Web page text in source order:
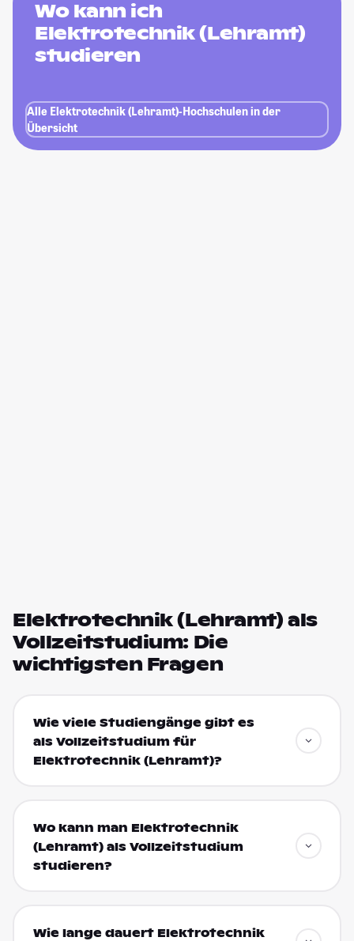
Wo kann ich
Elektrotechnik (Lehramt)
studieren
Alle Elektrotechnik (Lehramt)-Hochschulen in der
Übersicht
Elektrotechnik (Lehramt) als
Vollzeitstudium: Die
wichtigsten Fragen
Wie viele Studiengänge gibt es
als Vollzeitstudium für
Elektrotechnik (Lehramt)?
Wo kann man Elektrotechnik
(Lehramt) als Vollzeitstudium
studieren?
Wie lange dauert Elektrotechnik